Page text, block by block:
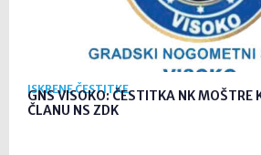
ISKRENE ČESTITKE
GNS VISOKO: ČESTITKA NK MOŠTRE
ČLANU NS ZDK